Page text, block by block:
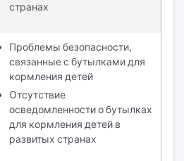
странах
Проблемы безопасности,
связанные с бутылками для
кормления детей
Отсутствие
осведомленности о бутылках
для кормления детей в
развитых странах